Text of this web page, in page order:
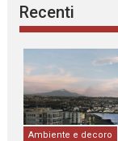
Recenti
Ambiente e decoro